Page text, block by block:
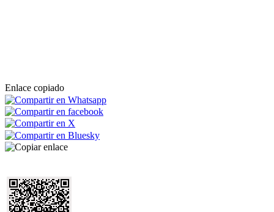
Enlace copiado